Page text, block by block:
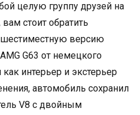
целую группу друзей на
стоит обратить
версию
G63 от немецкого
интерьер и экстерьер
автомобиль сохранил
V8 с двойным